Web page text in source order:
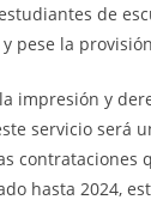
de
pese la
impresión y
servicio será
contrataciones
hasta 2024,